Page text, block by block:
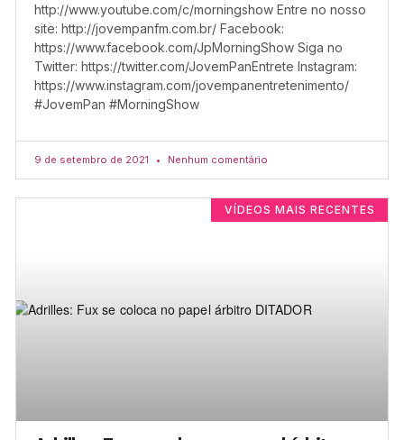
http://www.youtube.com/c/morningshow Entre no nosso
site: http://jovempanfm.com.br/ Facebook:
https://www.facebook.com/JpMorningShow Siga no
Twitter: https://twitter.com/JovemPanEntrete Instagram:
https://www.instagram.com/jovempanentretenimento/
#JovemPan #MorningShow
9 de setembro de 2021 Nenhum comentário
VÍDEOS MAIS RECENTES